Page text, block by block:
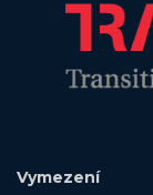
Vymezení